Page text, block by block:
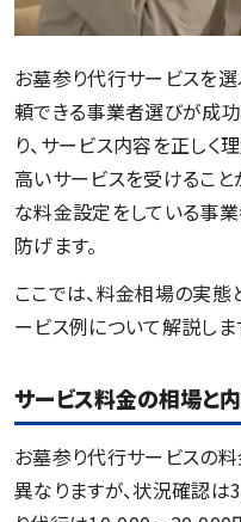
お墓参り代行サービスを
頼できる事業者選びが成
り、サービス内容を正しく
高いサービスを受けること
な料金設定をしている事業
防げます。
ここでは、料金相場の実
ービス例について解説しま
サービス料金の相場と
お墓参り代行サービスの
異なりますが、状況確認